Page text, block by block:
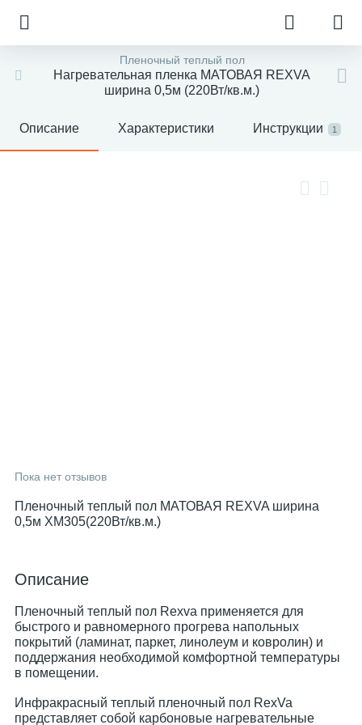
Пленочный теплый пол
Нагревательная пленка МАТОВАЯ REXVA
ширина 0,5м (220Вт/кв.м.)
Описание Характеристики Инструкции 1
Пока нет отзывов
Пленочный теплый пол МАТОВАЯ REXVA ширина
0,5м ХМ305(220Вт/кв.м.)
Описание
Пленочный теплый пол Rexva применяется для
быстрого и равномерного прогрева напольных
покрытий (ламинат, паркет, линолеум и ковролин) и
поддержания необходимой комфортной температуры
в помещении.
Инфракрасный теплый пленочный пол RexVa
представляет собой карбоновые нагревательные